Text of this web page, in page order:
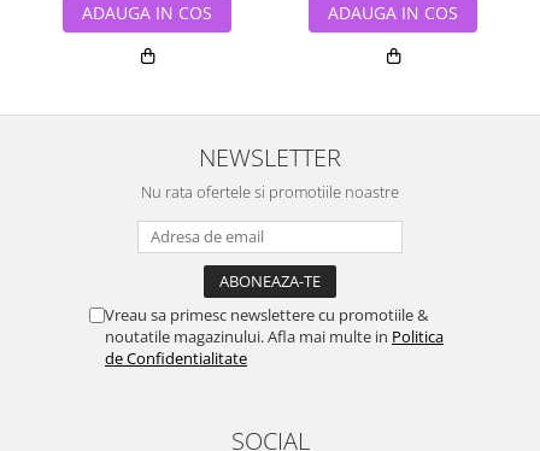
ADAUGA IN COS ADAUGA IN COS
NEWSLETTER
Nu rata ofertele si promotiile noastre
Vreau sa primesc newslettere cu promotiile &
noutatile magazinului. Afla mai multe in Politica
de Confidentialitate
SOCIAL